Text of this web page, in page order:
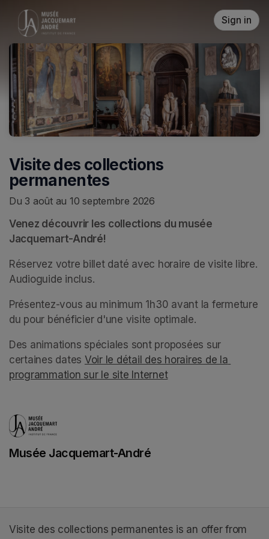
Skip header
Sign in
Visite des collections
permanentes
Du 3 août au 10 septembre 2026
Venez découvrir les collections du musée
Jacquemart-André!
Réservez votre billet daté avec horaire de visite libre.
Audioguide inclus.
Présentez-vous au minimum 1h30 avant la fermeture
du pour bénéficier d'une visite optimale.
Des animations spéciales sont proposées sur
certaines dates Voir le détail des horaires de la
programmation sur le site Internet(opens in a new tab)
(opens in a new tab)
Musée Jacquemart-André
Visite des collections permanentes is an offer from